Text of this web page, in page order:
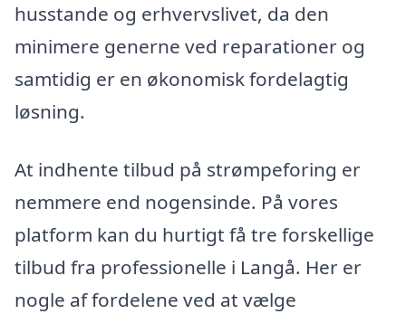
husstande og erhvervslivet, da den
minimere generne ved reparationer og
samtidig er en økonomisk fordelagtig
løsning.
At indhente tilbud på strømpeforing er
nemmere end nogensinde. På vores
platform kan du hurtigt få tre forskellige
tilbud fra professionelle i Langå. Her er
nogle af fordelene ved at vælge